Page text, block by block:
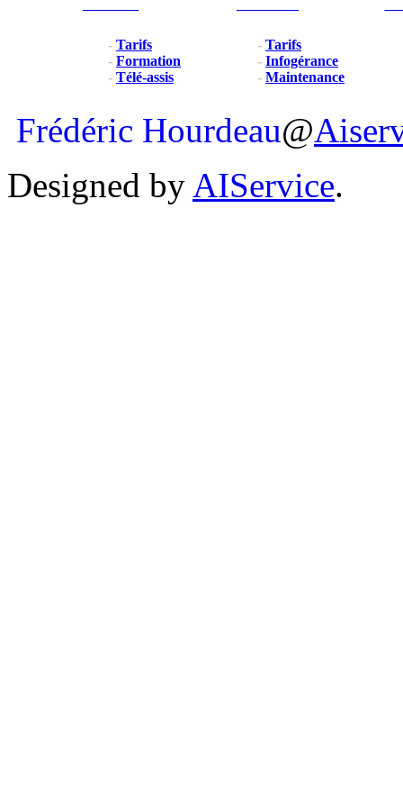
- Tarifs
- Formation
- Télé-assis
- Tarifs
- Infogérance
- Maintenance
Frédéric Hourdeau@
Designed by AIService.